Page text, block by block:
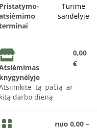
Pristatymo-
Turime
sandelyje
knygynėlyje
tą pačią ar
kitą darbo dieną
0,00
€
nuo 0,00 –